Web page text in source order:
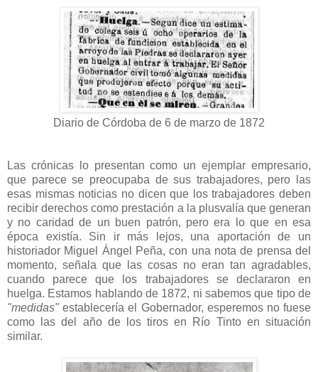
Diario de Córdoba de 6 de marzo de 1872
Las crónicas lo presentan como un ejemplar empresario,
que parece se preocupaba de sus trabajadores, pero las
esas mismas noticias no dicen que los trabajadores deben
recibir derechos como prestación a la plusvalía que generan
y no caridad de un buen patrón, pero era lo que en esa
época existía. Sin ir más lejos, una aportación de un
historiador Miguel Ángel Peña, con una nota de prensa del
momento, señala que las cosas no eran tan agradables,
cuando parece que los trabajadores se declararon en
huelga. Estamos hablando de 1872, ni sabemos que tipo de
"medidas" establecería el Gobernador, esperemos no fuese
como las del año de los tiros en Río Tinto en situación
similar.